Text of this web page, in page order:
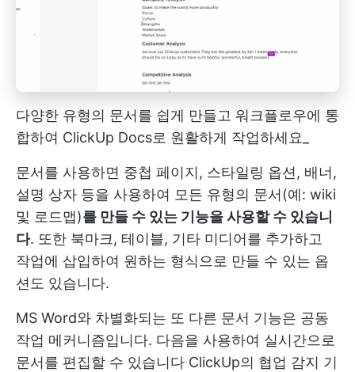
다양한 유형의 문서를 쉽게 만들고 워크플로우에 통
합하여 ClickUp Docs로 원활하게 작업하세요_
문서를 사용하면 중첩 페이지, 스타일링 옵션, 배너,
설명 상자 등을 사용하여 모든 유형의 문서(예: wiki
및 로드맵)를 만들 수 있는 기능을 사용할 수 있습니
다. 또한 북마크, 테이블, 기타 미디어를 추가하고
작업에 삽입하여 원하는 형식으로 만들 수 있는 옵
션도 있습니다.
MS Word와 차별화되는 또 다른 문서 기능은 공동
작업 메커니즘입니다. 다음을 사용하여 실시간으로
문서를 편집할 수 있습니다 ClickUp의 협업 감지 기